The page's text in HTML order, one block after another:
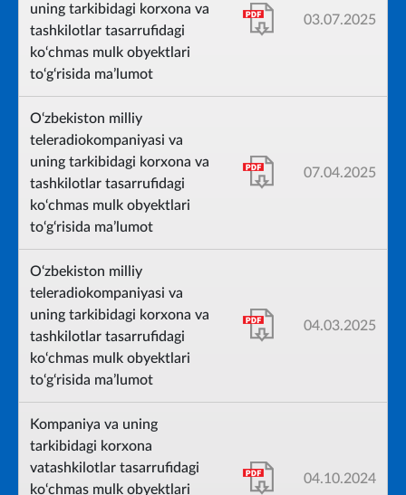
uning tarkibidagi korxona va
tashkilotlar tasarrufidagi
ko‘chmas mulk obyektlari
to‘g‘risida ma’lumot
03.07.2025
O‘zbekiston milliy
teleradiokompaniyasi va
uning tarkibidagi korxona va
tashkilotlar tasarrufidagi
ko‘chmas mulk obyektlari
to‘g‘risida ma’lumot
07.04.2025
O‘zbekiston milliy
teleradiokompaniyasi va
uning tarkibidagi korxona va
tashkilotlar tasarrufidagi
ko‘chmas mulk obyektlari
to‘g‘risida ma’lumot
04.03.2025
Kompaniya va uning
tarkibidagi korxona
vatashkilotlar tasarrufidagi
ko‘chmas mulk obyektlari
04.10.2024